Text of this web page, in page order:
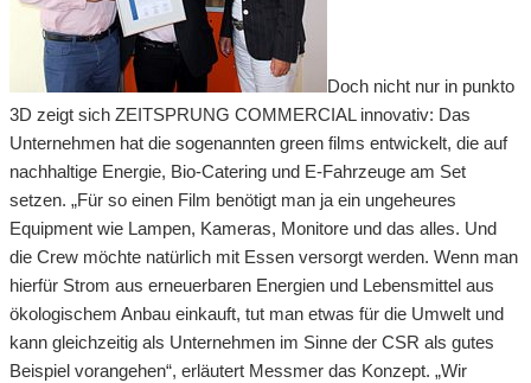
Doch nicht nur in punkto
3D zeigt sich ZEITSPRUNG COMMERCIAL innovativ: Das
Unternehmen hat die sogenannten green films entwickelt, die auf
nachhaltige Energie, Bio-Catering und E-Fahrzeuge am Set
setzen. „Für so einen Film benötigt man ja ein ungeheures
Equipment wie Lampen, Kameras, Monitore und das alles. Und
die Crew möchte natürlich mit Essen versorgt werden. Wenn man
hierfür Strom aus erneuerbaren Energien und Lebensmittel aus
ökologischem Anbau einkauft, tut man etwas für die Umwelt und
kann gleichzeitig als Unternehmen im Sinne der CSR als gutes
Beispiel vorangehen“, erläutert Messmer das Konzept. „Wir